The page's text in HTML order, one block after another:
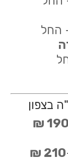
החל
בצפון
190 ₪
210 ₪